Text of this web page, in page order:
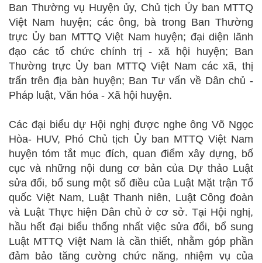
Ban Thường vụ Huyện ủy, Chủ tịch Ủy ban MTTQ
Việt Nam huyện; các ông, bà trong Ban Thường
trực Ủy ban MTTQ Việt Nam huyện; đại diện lãnh
đạo các tổ chức chính trị - xã hội huyện; Ban
Thường trực Ủy ban MTTQ Việt Nam các xã, thị
trấn trên địa bàn huyện; Ban Tư vấn về Dân chủ -
Pháp luật, Văn hóa - Xã hội huyện.
Các đại biểu dự Hội nghị được nghe ông Võ Ngọc
Hòa- HUV, Phó Chủ tịch Ủy ban MTTQ Việt Nam
huyện tóm tắt mục đích, quan điểm xây dựng, bố
cục và những nội dung cơ bản của Dự thảo Luật
sửa đổi, bổ sung một số điều của Luật Mặt trận Tổ
quốc Việt Nam, Luật Thanh niên, Luật Công đoàn
và Luật Thực hiện Dân chủ ở cơ sở. Tại Hội nghị,
hầu hết đại biểu thống nhất việc sửa đổi, bổ sung
Luật MTTQ Việt Nam là cần thiết, nhằm góp phần
đảm bảo tăng cường chức năng, nhiệm vụ của